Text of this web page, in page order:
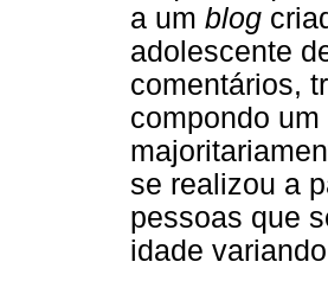
a um blog
adolescente
comentários,
compondo
se realizou a
pessoas que
idade